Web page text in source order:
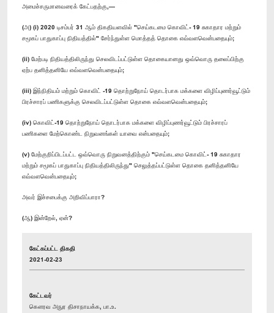
அமைச்சருமானவரைக் கேட்பதற்கு,—
(அ) (i) 2020 டிசம்பர் 31 ஆம் திகதியளவில் "செய்கடமை கொவிட்- 19 சுகாதார மற்றும்
சமூகப் பாதுகாப்பு நிதியத்தில்" சேர்ந்துள்ள மொத்தத் தொகை எவ்வளவென்பதையும்;
(ii) மேற்படி நிதியத்திலிருந்து செலவிடப்பட்டுள்ள தொகையானது ஒவ்வொரு தலைப்பிற்கு
ஏற்ப தனித்தனியே எவ்வளவென்பதையும்;
(iii) இந்நிதியம் மற்றும் கொவிட் -19 தொற்றுநோய் தொடர்பாக மக்களை விழிப்புணர்வூட்டும்
பிரச்சாரப் பணிகளுக்கு செலவிடப்பட்டுள்ள தொகை எவ்வளவென்பதையும்;
(iv) கொவிட்-19 தொற்றுநோய் தொடர்பாக மக்களை விழிப்புணர்வூட்டும் பிரச்சாரப்
பணிகளை மேற்கொண்ட நிறுவனங்கள் யாவை என்பதையும்;
(v) மேற்குறிப்பிடப்பட்ட ஒவ்வொரு நிறுவனத்திற்கும் "செய்கடமை கொவிட்- 19 சுகாதார
மற்றும் சமூகப் பாதுகாப்பு நிதியத்திலிருந்து" செலுத்தப்பட்டுள்ள தொகை தனித்தனியே
எவ்வளவென்பதையும்;
அவர் இச்சபைக்கு அறிவிப்பாரா?
(ஆ) இன்றேல், ஏன்?
கேட்கப்பட்ட திகதி
2021-02-23
கேட்டவர்
கௌரவ அநுர திசாநாயக்க, பா.உ.